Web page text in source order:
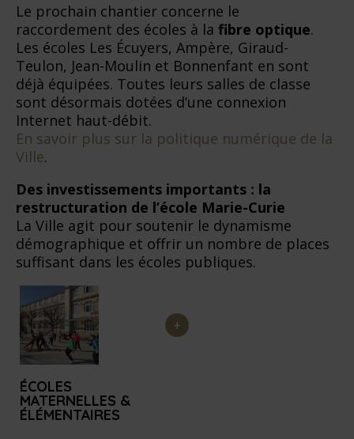
Le prochain chantier concerne le
raccordement des écoles à la fibre optique.
Les écoles Les Écuyers, Ampère, Giraud-
Teulon, Jean-Moulin et Bonnenfant en sont
déjà équipées. Toutes leurs salles de classe
sont désormais dotées d’une connexion
Internet haut-débit.
En savoir plus sur la politique numérique de la
Ville.
Des investissements importants : la
restructuration de l’école Marie-Curie
La Ville agit pour soutenir le dynamisme
démographique et offrir un nombre de places
suffisant dans les écoles publiques.
e
n
u
d
e
s
ÉCOLES
MATERNELLES &
ÉLÉMENTAIRES